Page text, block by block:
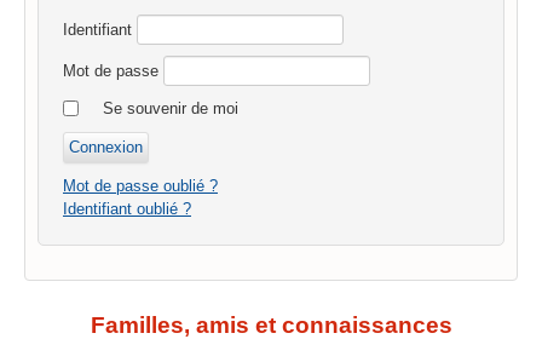
Identifiant
Mot de passe
Se souvenir de moi
Mot de passe oublié ?
Identifiant oublié ?
Familles, amis et connaissances